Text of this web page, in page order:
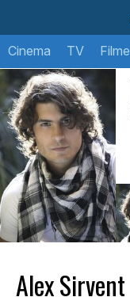
Cinema TV Filme
Alex Sirvent